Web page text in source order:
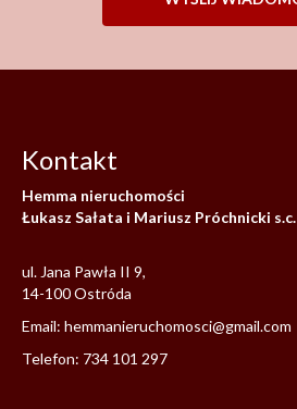
Kontakt
Hemma nieruchomości
Łukasz Sałata i Mariusz Próchnicki s.c.
ul. Jana Pawła II 9,
14-100 Ostróda
Email: hemmanieruchomosci@gmail.com
Telefon: 734 101 297